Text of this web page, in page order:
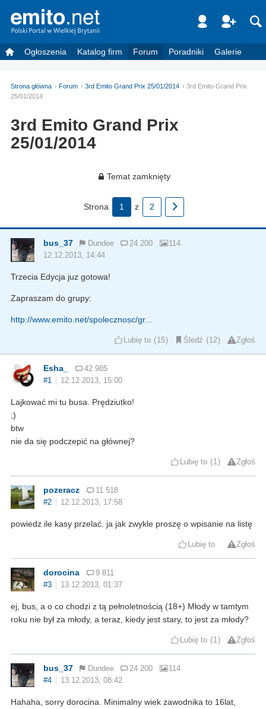
Ogłoszenia Katalog firm Forum Poradniki Galerie
Strona główna Forum 3rd Emito Grand Prix 25/01/2014
3rd Emito Grand Prix
25/01/2014
3rd Emito Grand Prix
25/01/2014
Temat zamknięty
Strona 1 z 2
bus_37 Dundee 24 200
114
12.12.2013, 14:44
Trzecia Edycja juz gotowa!
Zapraszam do grupy:
http://www.emito.net/spolecznosc/gr...
Lubię to 15 Śledź 12 Zgłoś
Esha_
42 985
#1
12.12.2013, 15:00
Lajkować mi tu busa. Prędziutko!
;)
btw
nie da się podczepić na głównej?
Lubię to 1 Zgłoś
pozeracz
11 518
#2
12.12.2013, 17:58
powiedz ile kasy przelać. ja jak zwykle proszę o wpisanie na listę
Lubię to Zgłoś
dorocina
9 811
#3
13.12.2013, 01:37
ej, bus, a o co chodzi z tą pełnoletnością (18+) Młody w tamtym
roku nie był za młody, a teraz, kiedy jest stary, to jest za młody?
Lubię to 1 Zgłoś
bus_37 Dundee 24 200
114
#4
13.12.2013, 08:42
Hahaha, sorry dorocina. Minimalny wiek zawodnika to 16lat,